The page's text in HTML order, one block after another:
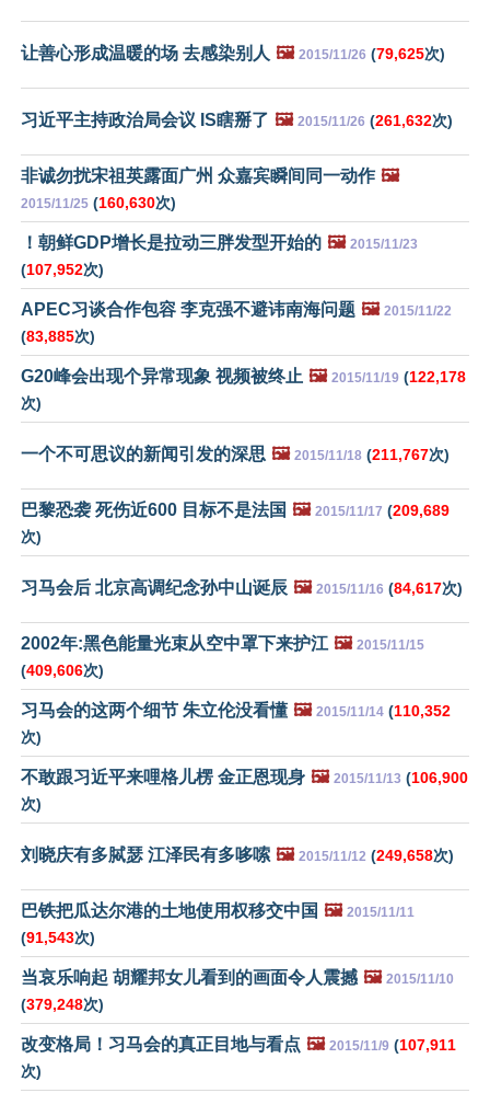
让善心形成温暖的场 去感染别人 🖼️ 2015/11/26 (79,625次)
习近平主持政治局会议 IS瞎掰了 🖼️ 2015/11/26 (261,632次)
非诚勿扰宋祖英露面广州 众嘉宾瞬间同一动作 🖼️
2015/11/25 (160,630次)
！朝鲜GDP增长是拉动三胖发型开始的 🖼️ 2015/11/23
(107,952次)
APEC习谈合作包容 李克强不避讳南海问题 🖼️ 2015/11/22
(83,885次)
G20峰会出现个异常现象 视频被终止 🖼️ 2015/11/19 (122,178
次)
一个不可思议的新闻引发的深思 🖼️ 2015/11/18 (211,767次)
巴黎恐袭 死伤近600 目标不是法国 🖼️ 2015/11/17 (209,689
次)
习马会后 北京高调纪念孙中山诞辰 🖼️ 2015/11/16 (84,617次)
2002年:黑色能量光束从空中罩下来护江 🖼️ 2015/11/15
(409,606次)
习马会的这两个细节 朱立伦没看懂 🖼️ 2015/11/14 (110,352
次)
不敢跟习近平来哩格儿楞 金正恩现身 🖼️ 2015/11/13 (106,900
次)
刘晓庆有多脦瑟 江泽民有多哆嗦 🖼️ 2015/11/12 (249,658次)
巴铁把瓜达尔港的土地使用权移交中国 🖼️ 2015/11/11
(91,543次)
当哀乐响起 胡耀邦女儿看到的画面令人震撼 🖼️ 2015/11/10
(379,248次)
改变格局！习马会的真正目地与看点 🖼️ 2015/11/9 (107,911
次)